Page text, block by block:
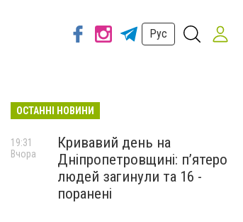
Рус
ОСТАННІ НОВИНИ
Кривавий день на
Дніпропетровщині: п’ятеро
людей загинули та 16 -
поранені
19:31
Вчора